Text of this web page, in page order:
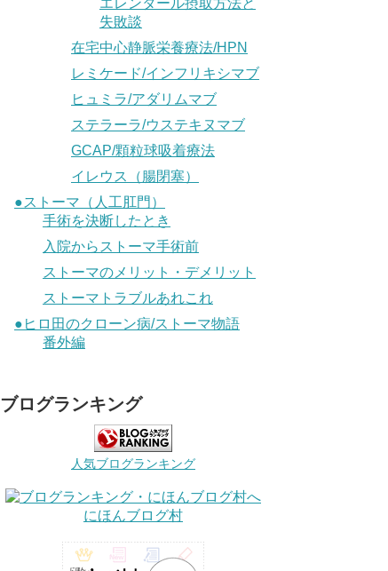
エレンタール摂取方法と
失敗談
在宅中心静脈栄養療法/HPN
レミケード/インフリキシマブ
ヒュミラ/アダリムマブ
ステラーラ/ウステキヌマブ
GCAP/顆粒球吸着療法
イレウス（腸閉塞）
●ストーマ（人工肛門）
手術を決断したとき
入院からストーマ手術前
ストーマのメリット・デメリット
ストーマトラブルあれこれ
●ヒロ田のクローン病/ストーマ物語
番外編
ブログランキング
人気ブログランキング
にほんブログ村